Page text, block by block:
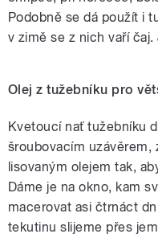
Podobně se dá použít i
v zimě se z nich vaří
Olej z tužebníku pro
Kvetoucí nať tužebníku
šroubovacím uzávěrem,
lisovaným olejem tak,
Dáme je na okno, kam
macerovat asi čtrnáct
tekutinu slijeme přes